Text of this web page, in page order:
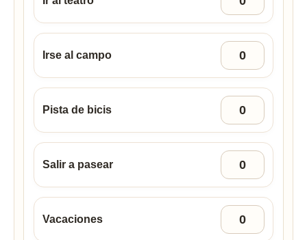
Irse al campo
Pista de bicis
Salir a pasear
Vacaciones